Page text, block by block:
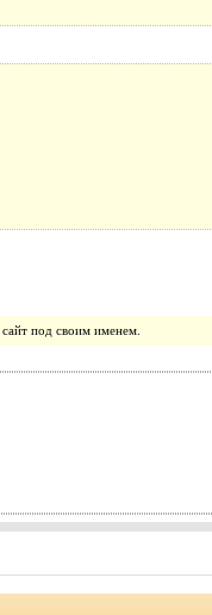
под своим именем.